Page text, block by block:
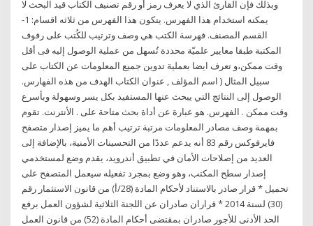
وبذلك فإن القارئ الذي لا يعرف رمز أو رقم تصنيف الكتاب قيد البحث لا
يمكنه استخدام هذا الفهرس. يتكون هذا الفهرس من ثلاثه اقسام: 1-
القسم المصنف. فهرسة الكتب هي وصف وترتيب للكُتب على رفوف
المكتبة طبقا معايير علميّة محددة تُسهل من عملية الوصول إليه فى أقل
وقت ممكن،و تعرف ايضا بعملية تدوين جميع المعلومات عن الكتاب على
سبيل المثال ( اسم المؤلف , عنوان الكتاب الهدف من هذه الفهارس.
الوصول إلى النتائج التي يبحث عنها المستفيد بكل يسر وسهولة وبأسرع
وقت ممكن . الفهرس. هو عبارة عن أداة بحث متاحة على . الأنترنت. تقوم
بمهمة وصف مصادر المعلومات مرتبة ترتيب أهم ما يميز إصدار متصفح
فايرفوكس رقم 83 أنه يدعم عددًا من التحسينات الأمنية، بالإضافة إلى
العديد من إصلاحات الأمان في تطبيق أندرويد، يقدم وضع لمستخدمي
إصدار سطح المكتب، وهو وضع بمجرد تفعيله سيعمل المتصفح على
تحميل * قرار صادر بالاستناد لأحكام المادة (28/أ) من قانون الاستثمار رقم
(30) لسنة 2014 * قراران صادران عن اللجنة الثلاثية لشؤون العمل برفع
الحد الأدنى للأجور صادران بمقتضى أحكام المادة (52) من قانون العمل